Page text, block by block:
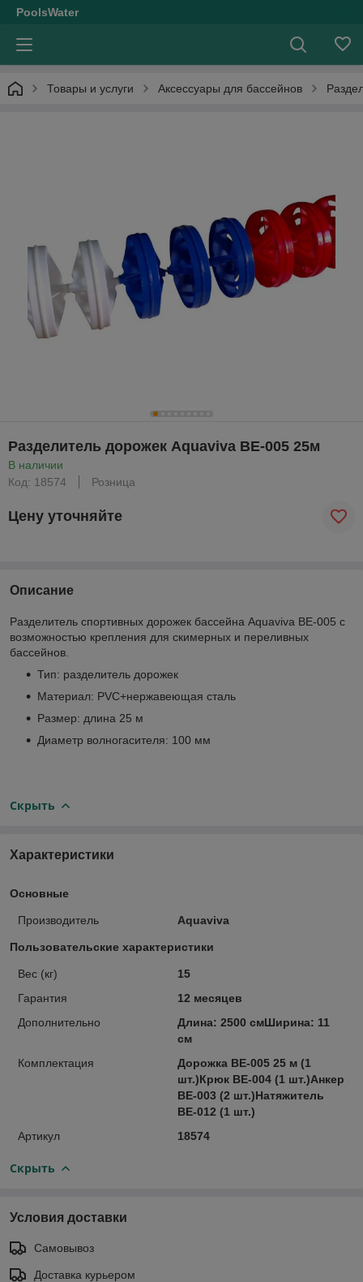
PoolsWater
Товары и услуги Аксессуары для бассейнов
Разделитель дорожек Aquaviva BE-005 25м
В наличии
Код: 18574
Розница
Цену уточняйте
Описание
Разделитель спортивных дорожек бассейна Aquaviva BE-005 с
возможностью крепления для скимерных и переливных
бассейнов.
Тип: разделитель дорожек
Материал: PVC+нержавеющая сталь
Размер: длина 25 м
Диаметр волногасителя: 100 мм
Скрыть
Характеристики
Основные
Производитель Aquaviva
Пользовательские характеристики
Вес (кг)
15
Гарантия
12 месяцев
Дополнительно
Длина: 2500 смШирина: 11
см
Комплектация
Дорожка BE-005 25 м (1
шт.)Крюк BE-004 (1 шт.)Анкер
BE-003 (2 шт.)Натяжитель
BE-012 (1 шт.)
Артикул
18574
Скрыть
Условия доставки
Самовывоз
Доставка курьером